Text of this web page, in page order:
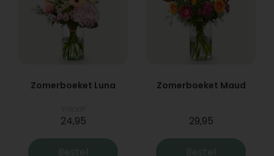
Zomerboeket Luna
24,95
Bestel
Zomerboeket Maud
29,95
Bestel